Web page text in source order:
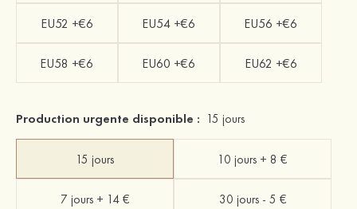
EU52 +€6 EU54 +€6 EU56 +€6
EU58 +€6 EU60 +€6 EU62 +€6
Production urgente disponible : 15 jours
15 jours 10 jours + 8 €
7 jours + 14 € 30 jours - 5 €